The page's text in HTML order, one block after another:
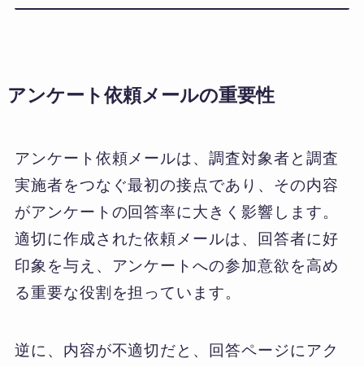
アンケート依頼メールの重要性
アンケート依頼メールは、調査対象者と調査
実施者をつなぐ最初の接点であり、その内容
がアンケートの回答率に大きく影響します。
適切に作成された依頼メールは、回答者に好
印象を与え、アンケートへの参加意欲を高め
る重要な役割を担っています。
逆に、内容が不適切だと、回答ページにアク